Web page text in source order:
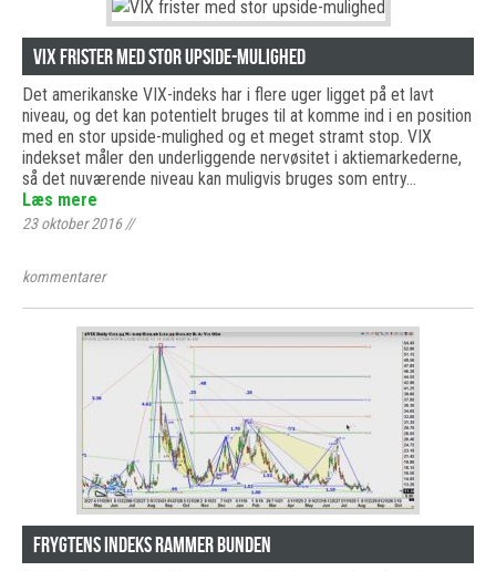
VIX frister med stor upside-mulighed
Det amerikanske VIX-indeks har i flere uger ligget på et lavt
niveau, og det kan potentielt bruges til at komme ind i en position
med en stor upside-mulighed og et meget stramt stop. VIX
indekset måler den underliggende nervøsitet i aktiemarkederne,
så det nuværende niveau kan muligvis bruges som entry…
Læs mere
23 oktober 2016//
kommentarer
Frygtens indeks rammer bunden